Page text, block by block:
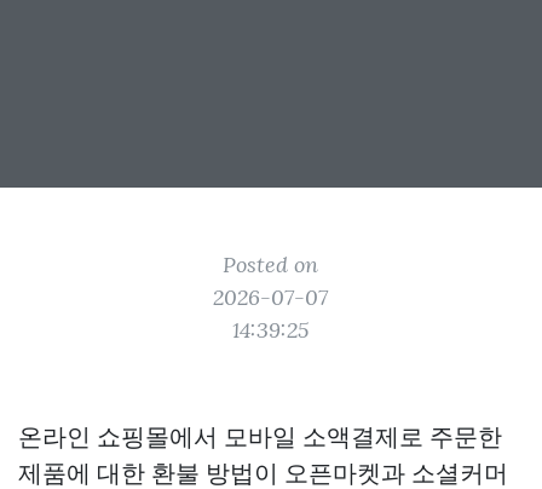
Posted on
2026-07-07
14:39:25
온라인 쇼핑몰에서 모바일 소액결제로 주문한
제품에 대한 환불 방법이 오픈마켓과 소셜커머